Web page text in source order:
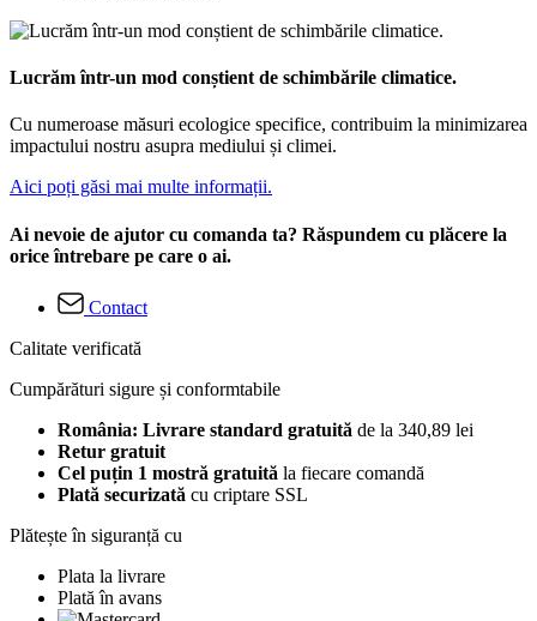
Lucrăm într-un mod conștient de schimbările climatice.
Cu numeroase măsuri ecologice specifice, contribuim la minimizarea
impactului nostru asupra mediului și climei.
Aici poți găsi mai multe informații.
Ai nevoie de ajutor cu comanda ta? Răspundem cu plăcere la
orice întrebare pe care o ai.
Contact
Calitate verificată
Cumpărături sigure și conformtabile
România: Livrare standard gratuită de la 340,89 lei
Retur gratuit
Cel puțin 1 mostră gratuită la fiecare comandă
Plată securizată cu criptare SSL
Plătește în siguranță cu
Plata la livrare
Plată în avans